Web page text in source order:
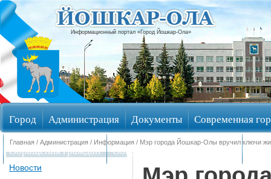
Информационный портал «Город Йошкар-Ола»
Город Администрация Документы Современная
Обращения граждан Общественные обсуждения
Главная / Администрация / Информация / Мэр города Йошкар-Олы вручил ключи
Новости